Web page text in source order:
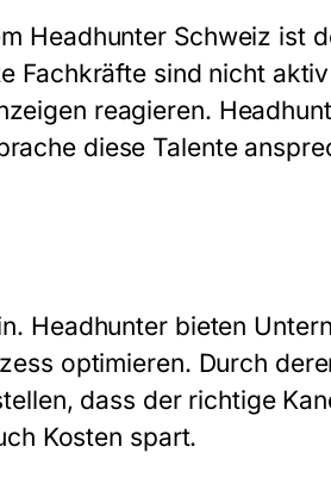
Headhunter Schweiz ist
Fachkräfte sind nicht
reagieren.
diese Talente
Headhunter bieten
optimieren. Durch
dass der richtige
Kosten spart.